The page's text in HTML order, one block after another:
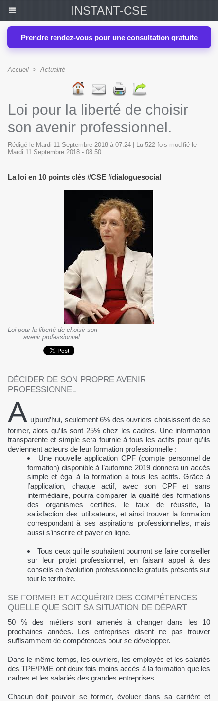
INSTANT-CSE
Prendre rendez-vous pour une consultation gratuite
Accueil > Actualité
Loi pour la liberté de choisir
son avenir professionnel.
Rédigé le Mardi 11 Septembre 2018 à 07:24 | Lu 522 fois modifié le
Mardi 11 Septembre 2018 - 08:50
La loi en 10 points clés #CSE #dialoguesocial
Loi pour la liberté de choisir son
avenir professionnel.
DÉCIDER DE SON PROPRE AVENIR
PROFESSIONNEL
A ujourd’hui, seulement 6% des ouvriers choisissent de se
former, alors qu’ils sont 25% chez les cadres. Une information
transparente et simple sera fournie à tous les actifs pour qu’ils
deviennent acteurs de leur formation professionnelle :
Une nouvelle application CPF (compte personnel de
formation) disponible à l’automne 2019 donnera un accès
simple et égal à la formation à tous les actifs. Grâce à
l’application, chaque actif, avec son CPF et sans
intermédiaire, pourra comparer la qualité des formations
des organismes certifiés, le taux de réussite, la
satisfaction des utilisateurs, et ainsi trouver la formation
correspondant à ses aspirations professionnelles, mais
aussi s’inscrire et payer en ligne.
Tous ceux qui le souhaitent pourront se faire conseiller
sur leur projet professionnel, en faisant appel à des
conseils en évolution professionnelle gratuits présents sur
tout le territoire.
SE FORMER ET ACQUÉRIR DES COMPÉTENCES
QUELLE QUE SOIT SA SITUATION DE DÉPART
50 % des métiers sont amenés à changer dans les 10
prochaines années. Les entreprises disent ne pas trouver
suffisamment de compétences pour se développer.
Dans le même temps, les ouvriers, les employés et les salariés
des TPE/PME ont deux fois moins accès à la formation que les
cadres et les salariés des grandes entreprises.
Chacun doit pouvoir se former, évoluer dans sa carrière et